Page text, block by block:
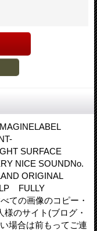
SURFACE
NICE SOUNDNo.
ORIGINAL
LP FULLY
ての画像のコピー・
のサイト(ブログ・
場合は前もってご連